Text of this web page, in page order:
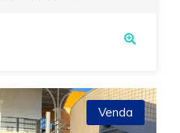
Venda